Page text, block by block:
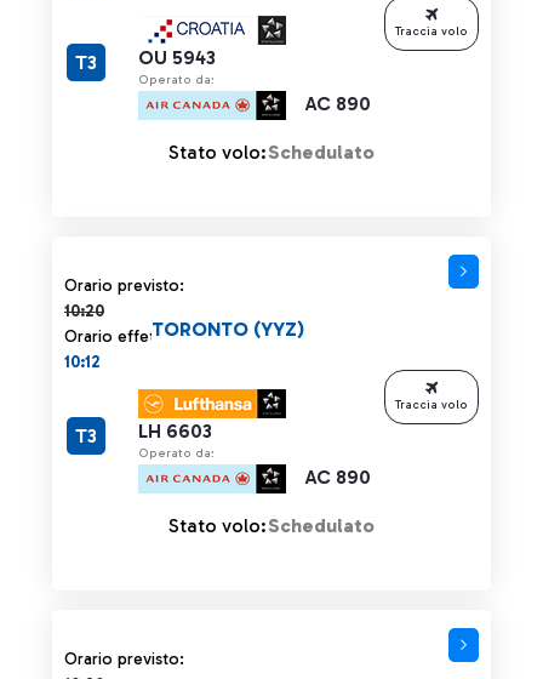
OU 5943
Operato da:
AC 890
T3
Stato volo:Schedulato
Traccia volo
Orario previsto:
10:20
Orario previsto 10:20 barrato
Orario effettivo:
10:12
LH 6603
Operato da:
AC 890
TORONTO (YYZ)
T3
Stato volo:Schedulato
Traccia volo
Orario previsto:
Orario previsto 10:20 barrato